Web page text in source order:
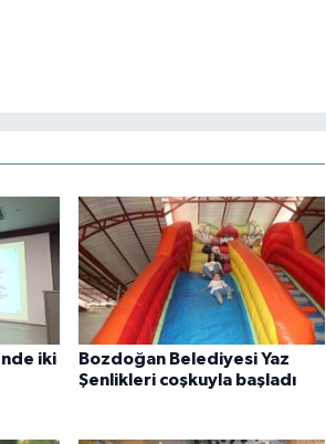
iki
Bozdoğan Belediyesi Yaz
Şenlikleri coşkuyla başladı